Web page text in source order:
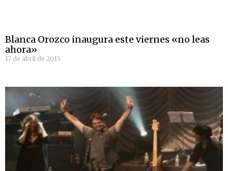
Blanca Orozco inaugura este viernes «no leas
ahora»
17 de abril de 2015